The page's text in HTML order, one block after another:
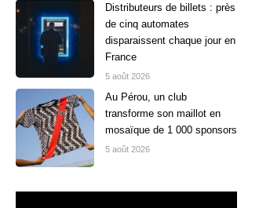
Distributeurs de billets : près
de cinq automates
disparaissent chaque jour en
France
5 août 2026
Au Pérou, un club
transforme son maillot en
mosaïque de 1 000 sponsors
5 août 2026